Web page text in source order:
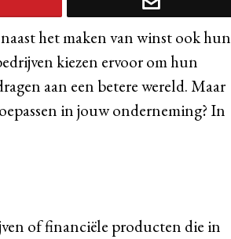
het maken van winst ook hun
kiezen ervoor om hun
aan een betere wereld. Maar
in jouw onderneming? In
of financiële producten die in